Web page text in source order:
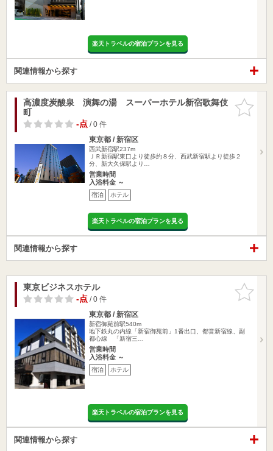
楽天トラベルの宿泊プランを見る
関連情報から探す
お気に入
りに追加
高濃度炭酸泉 演舞の湯 スーパーホテル新宿歌舞伎
町
-点/ 0 件
東京都 / 新宿区
西武新宿駅237m
ＪＲ新宿駅東口より徒歩約８分、西武新宿駅より徒歩２
分、新大久保駅より…
営業時間
入浴料金 ～
宿泊 ホテル
楽天トラベルの宿泊プランを見る
関連情報から探す
お気に入
りに追加
東京ビジネスホテル
-点/ 0 件
東京都 / 新宿区
新宿御苑前駅540m
地下鉄丸の内線「新宿御苑前」1番出口、都営新宿線、副
都心線 「新宿三…
営業時間
入浴料金 ～
宿泊 ホテル
楽天トラベルの宿泊プランを見る
関連情報から探す